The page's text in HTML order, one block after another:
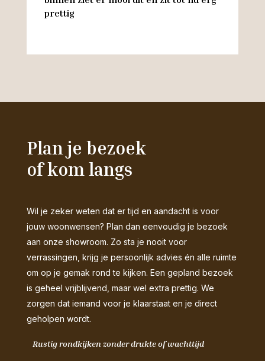
prettig
Plan je bezoek
of kom langs
Wil je zeker weten dat er tijd en aandacht is voor
jouw woonwensen? Plan dan eenvoudig je bezoek
aan onze showroom. Zo sta je nooit voor
verrassingen, krijg je persoonlijk advies én alle ruimte
om op je gemak rond te kijken. Een gepland bezoek
is geheel vrijblijvend, maar wel extra prettig. We
zorgen dat iemand voor je klaarstaat en je direct
geholpen wordt.
Rustig rondkijken zonder drukte of wachttijd